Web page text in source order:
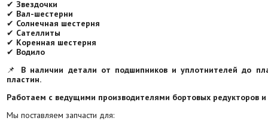
✔ Звездочки
✔ Вал-шестерни
✔ Солнечная шестерня
✔ Сателлиты
✔ Коренная шестерня
✔ Водило
📌 В наличии детали от подшипников и уплотнителей до
пластин.
Работаем с ведущими производителями бортовых редукторов
Мы поставляем запчасти для: